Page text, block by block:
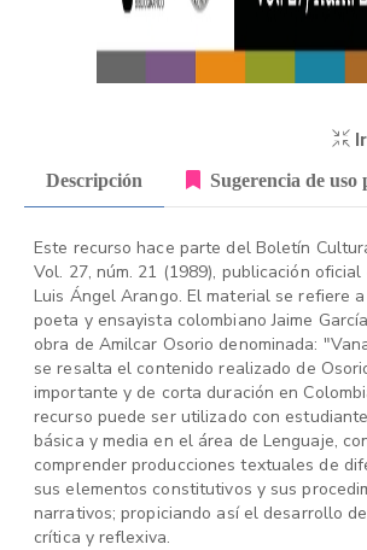
Descripción Sugerencia de uso
Este recurso hace parte del Boletín
Vol. 27, núm. 21 (1989), publicación
Luis Ángel Arango. El material se refiere
poeta y ensayista colombiano Jaime
obra de Amilcar Osorio denominada:
se resalta el contenido realizado de
importante y de corta duración en
recurso puede ser utilizado con
básica y media en el área de Lenguaje,
comprender producciones textuales de
sus elementos constitutivos y sus
narrativos; propiciando así el desarrollo
crítica y reflexiva.